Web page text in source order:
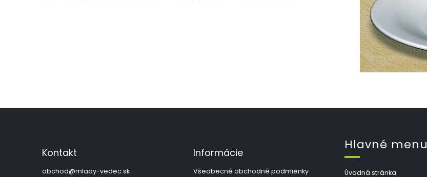
Kontakt
obchod@mlady-vedec.sk
Informácie
Všeobecné obchodné podmienky
Hlavné menu
Úvodná stránka